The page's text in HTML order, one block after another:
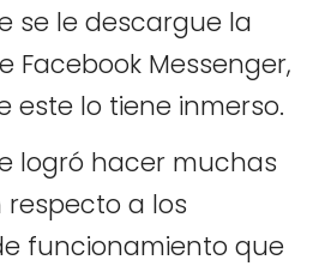
se le descargue la
Facebook Messenger,
este lo tiene inmerso.
logró hacer muchas
a los
funcionamiento que